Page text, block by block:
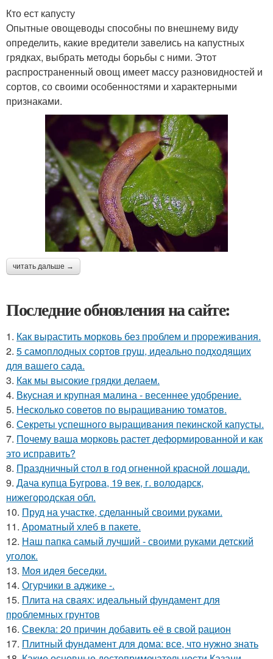
Кто ест капусту
Опытные овощеводы способны по внешнему виду
определить, какие вредители завелись на капустных
грядках, выбрать методы борьбы с ними. Этот
распространенный овощ имеет массу разновидностей и
сортов, со своими особенностями и характерными
признаками.
читать дальше →
Последние обновления на сайте:
1. Как вырастить морковь без проблем и прореживания.
2. 5 самоплодных сортов груш, идеально подходящих
для вашего сада.
3. Как мы высокие грядки делаем.
4. Вкусная и крупная малина - весеннее удобрение.
5. Несколько советов по выращиванию томатов.
6. Секреты успешного выращивания пекинской капусты.
7. Почему ваша морковь растет деформированной и как
это исправить?
8. Праздничный стол в год огненной красной лошади.
9. Дача купца Бугрова, 19 век, г. володарск,
нижегородская обл.
10. Пруд на участке, сделанный своими руками.
11. Ароматный хлеб в пакете.
12. Наш папка самый лучший - своими руками детский
уголок.
13. Моя идея беседки.
14. Огурчики в аджике -.
15. Плита на сваях: идеальный фундамент для
проблемных грунтов
16. Свекла: 20 причин добавить её в свой рацион
17. Плитный фундамент для дома: все, что нужно знать